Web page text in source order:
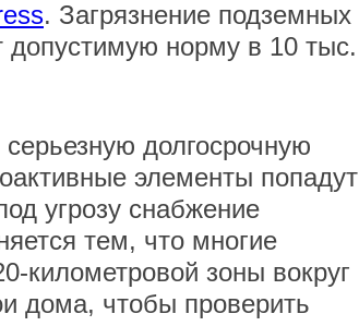
. Загрязнение подземных
допустимую норму в 10 тыс.
долгосрочную
элементы попадут
угрозу снабжение
тем, что многие
километровой зоны вокруг
дома, чтобы проверить